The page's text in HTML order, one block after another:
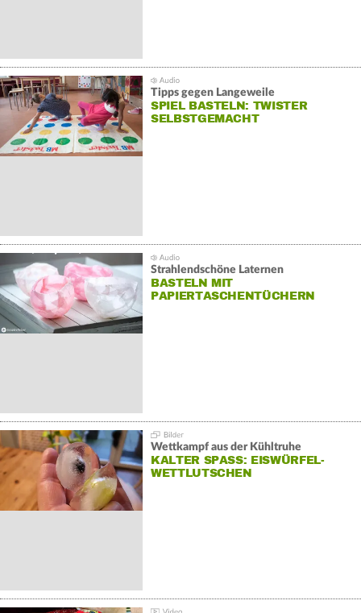
Tipps gegen Langeweile
SPIEL BASTELN: TWISTER
SELBSTGEMACHT
Strahlendschöne Laternen
BASTELN MIT
PAPIERTASCHENTÜCHERN
Wettkampf aus der Kühltruhe
KALTER SPASS: EISWÜRFEL-W
ETTLUTSCHEN